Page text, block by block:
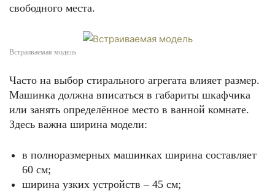
свободного места.
Встраиваемая модель
Часто на выбор стирального агрегата влияет размер.
Машинка должна вписаться в габариты шкафчика
или занять определённое место в ванной комнате.
Здесь важна ширина модели:
в полноразмерных машинках ширина составляет
60 см;
ширина узких устройств – 45 см;